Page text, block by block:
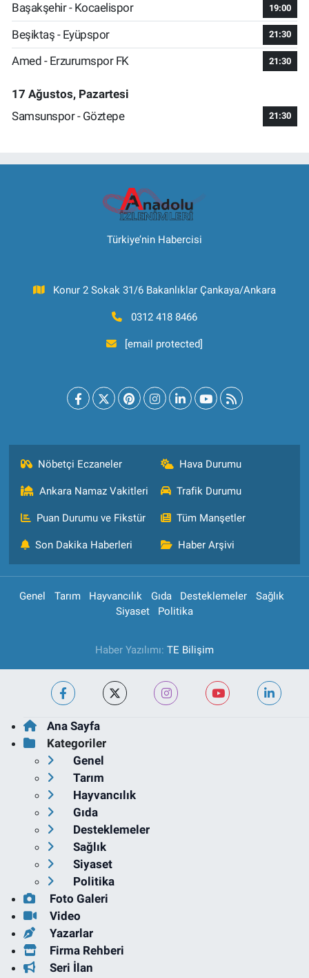
Başakşehir - Kocaelispor
19:00
Beşiktaş - Eyüpspor 21:30
Amed - Erzurumspor FK 21:30
17 Ağustos, Pazartesi
Samsunspor - Göztepe
21:30
Türkiye’nin Habercisi
Konur 2 Sokak 31/6 Bakanlıklar Çankaya/Ankara
0312 418 8466
[email protected]
Nöbetçi Eczaneler Hava Durumu
Ankara Namaz Vakitleri Trafik Durumu
Puan Durumu ve Fikstür Tüm Manşetler
Son Dakika Haberleri Haber Arşivi
Genel Tarım Hayvancılık Gıda Desteklemeler
Sağlık
Siyaset
Politika
Haber Yazılımı: TE Bilişim
Ana Sayfa
Kategoriler
Genel
Tarım
Hayvancılık
Gıda
Desteklemeler
Sağlık
Siyaset
Politika
Foto Galeri
Video
Yazarlar
Firma Rehberi
Seri İlan